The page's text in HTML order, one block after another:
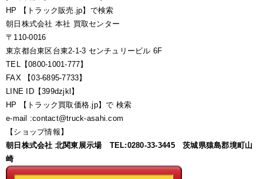
HP 【トラック販売.jp】で検索
朝日株式会社 本社 買取センター
〒110-0016
東京都台東区台東2-1-3 センチュリービル 6F
TEL【0800-1001-777】
FAX 【03-6895-7733】
LINE ID【399dzjkl】
HP 【トラック買取価格.jp】で 検索
e-mail :contact@truck-asahi.com
【ショップ情報】
朝日株式会社 北関東展示場 TEL:0280-33-3445 茨城県猿島郡境町山
崎